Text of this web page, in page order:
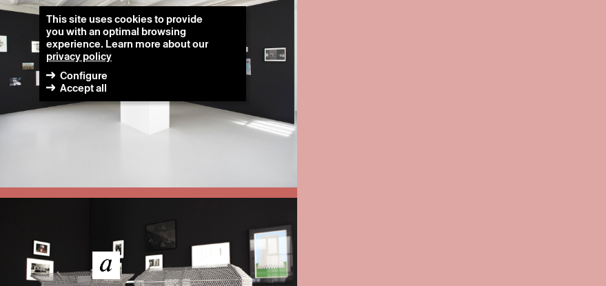
This site uses cookies to provide
you with an optimal browsing
experience. Learn more about our
privacy policy
Configure
Accept all